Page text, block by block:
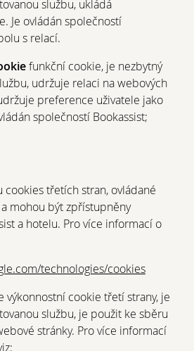
službu, ukládá
Je ovládán společností
s relací.
funkční cookie, je nezbytný
udržuje relaci na webových
preference uživatele jako
společností Bookassist;
cookies třetích stran, ovládané
mohou být zpřístupněny
a hotelu. Pro více informací o
technologies/cookies
výkonnostní cookie třetí strany, je
službu, je použit ke sběru
stránky. Pro více informací